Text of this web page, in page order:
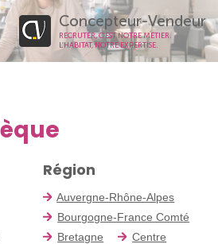
Concepteur-Vendeur
RECRUTER, C’EST NOTRE MÉTIER.
L’HABITAT, NOTRE EXPERTISE.
Région
Auvergne-Rhône-Alpes
Bourgogne-France Comté
Bretagne
Centre